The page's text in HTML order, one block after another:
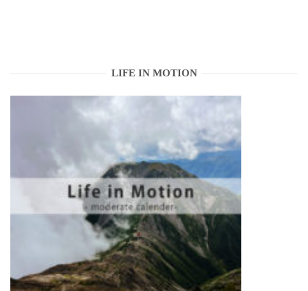
LIFE IN MOTION